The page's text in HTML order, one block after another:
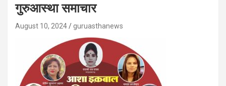
गुरुआस्था समाचार
August 10, 2024 guruasthanews